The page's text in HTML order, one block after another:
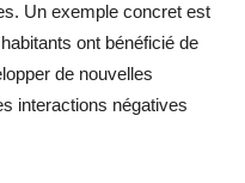
Un exemple concret est
ont bénéficié de
de nouvelles
interactions négatives